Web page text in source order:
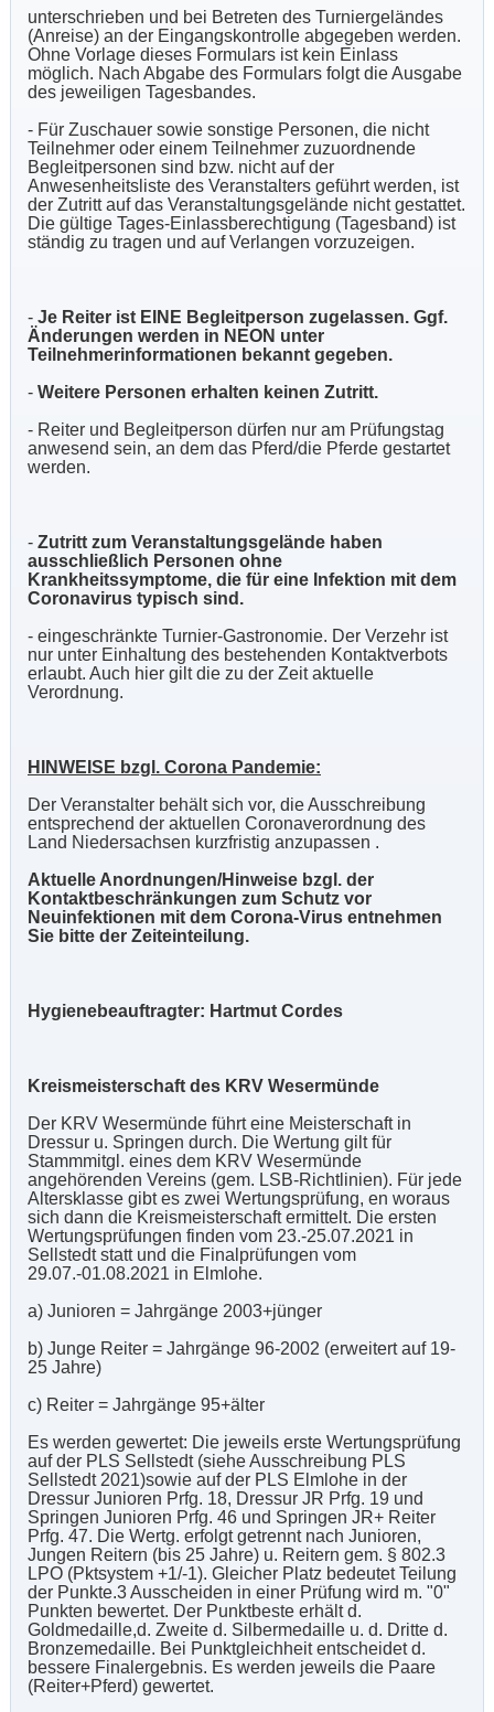
unterschrieben und bei Betreten des Turniergeländes
(Anreise) an der Eingangskontrolle abgegeben werden.
Ohne Vorlage dieses Formulars ist kein Einlass
möglich. Nach Abgabe des Formulars folgt die Ausgabe
des jeweiligen Tagesbandes.
- Für Zuschauer sowie sonstige Personen, die nicht
Teilnehmer oder einem Teilnehmer zuzuordnende
Begleitpersonen sind bzw. nicht auf der
Anwesenheitsliste des Veranstalters geführt werden, ist
der Zutritt auf das Veranstaltungsgelände nicht gestattet.
Die gültige Tages-Einlassberechtigung (Tagesband) ist
ständig zu tragen und auf Verlangen vorzuzeigen.
- Je Reiter ist EINE Begleitperson zugelassen. Ggf.
Änderungen werden in NEON unter
Teilnehmerinformationen bekannt gegeben.
- Weitere Personen erhalten keinen Zutritt.
- Reiter und Begleitperson dürfen nur am Prüfungstag
anwesend sein, an dem das Pferd/die Pferde gestartet
werden.
- Zutritt zum Veranstaltungsgelände haben
ausschließlich Personen ohne
Krankheitssymptome, die für eine Infektion mit dem
Coronavirus typisch sind.
- eingeschränkte Turnier-Gastronomie. Der Verzehr ist
nur unter Einhaltung des bestehenden Kontaktverbots
erlaubt. Auch hier gilt die zu der Zeit aktuelle
Verordnung.
HINWEISE bzgl. Corona Pandemie:
Der Veranstalter behält sich vor, die Ausschreibung
entsprechend der aktuellen Coronaverordnung des
Land Niedersachsen kurzfristig anzupassen .
Aktuelle Anordnungen/Hinweise bzgl. der
Kontaktbeschränkungen zum Schutz vor
Neuinfektionen mit dem Corona-Virus entnehmen
Sie bitte der Zeiteinteilung.
Hygienebeauftragter: Hartmut Cordes
Kreismeisterschaft des KRV Wesermünde
Der KRV Wesermünde führt eine Meisterschaft in
Dressur u. Springen durch. Die Wertung gilt für
Stammmitgl. eines dem KRV Wesermünde
angehörenden Vereins (gem. LSB-Richtlinien). Für jede
Altersklasse gibt es zwei Wertungsprüfung, en woraus
sich dann die Kreismeisterschaft ermittelt. Die ersten
Wertungsprüfungen finden vom 23.-25.07.2021 in
Sellstedt statt und die Finalprüfungen vom
29.07.-01.08.2021 in Elmlohe.
a) Junioren = Jahrgänge 2003+jünger
b) Junge Reiter = Jahrgänge 96-2002 (erweitert auf 19-
25 Jahre)
c) Reiter = Jahrgänge 95+älter
Es werden gewertet: Die jeweils erste Wertungsprüfung
auf der PLS Sellstedt (siehe Ausschreibung PLS
Sellstedt 2021)sowie auf der PLS Elmlohe in der
Dressur Junioren Prfg. 18, Dressur JR Prfg. 19 und
Springen Junioren Prfg. 46 und Springen JR+ Reiter
Prfg. 47. Die Wertg. erfolgt getrennt nach Junioren,
Jungen Reitern (bis 25 Jahre) u. Reitern gem. § 802.3
LPO (Pktsystem +1/-1). Gleicher Platz bedeutet Teilung
der Punkte.3 Ausscheiden in einer Prüfung wird m. "0"
Punkten bewertet. Der Punktbeste erhält d.
Goldmedaille,d. Zweite d. Silbermedaille u. d. Dritte d.
Bronzemedaille. Bei Punktgleichheit entscheidet d.
bessere Finalergebnis. Es werden jeweils die Paare
(Reiter+Pferd) gewertet.